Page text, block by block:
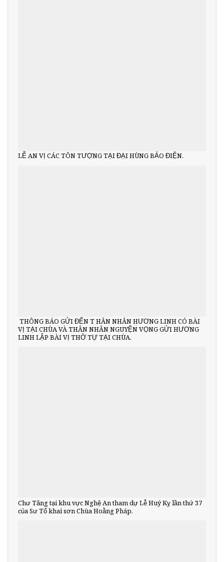
LỄ AN VỊ CÁC TÔN TƯỢNG TẠI ĐẠI HÙNG BẢO ĐIỆN.
THÔNG BÁO GỬI ĐẾN T HÂN NHÂN HƯƠNG LINH CÓ BÀI
VỊ TẠI CHÙA VÀ THÂN NHÂN NGUYỆN VỌNG GỬI HƯƠNG
LINH LẬP BÀI VỊ THỜ TỰ TẠI CHÙA.
Chư Tăng tại khu vực Nghệ An tham dự Lễ Huý Kỵ lần thứ 37
của Sư Tổ khai sơn Chùa Hoằng Pháp.